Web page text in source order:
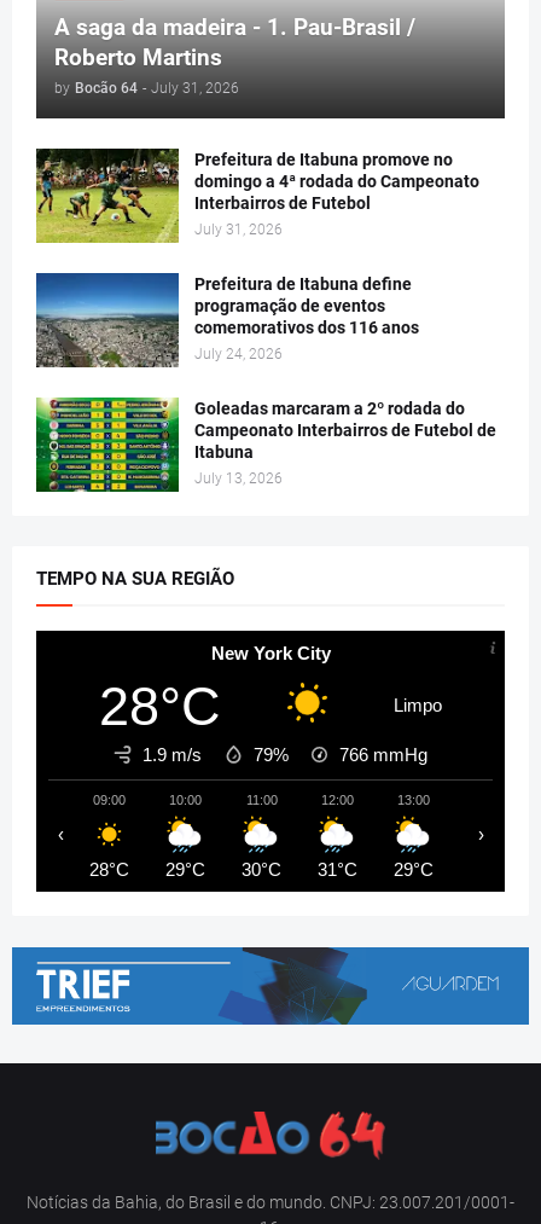
A saga da madeira - 1. Pau-Brasil /
Roberto Martins
by Bocão 64 - July 31, 2026
Prefeitura de Itabuna promove no
domingo a 4ª rodada do Campeonato
Interbairros de Futebol
July 31, 2026
Prefeitura de Itabuna define
programação de eventos
comemorativos dos 116 anos
July 24, 2026
Goleadas marcaram a 2º rodada do
Campeonato Interbairros de Futebol de
Itabuna
July 13, 2026
TEMPO NA SUA REGIÃO
New York City
28°C Limpo
1.9 m/s 79% 766 mmHg
09:00
28°C
10:00
29°C
11:00
30°C
12:00
31°C
13:00
29°C
‹ ›
Notícias da Bahia, do Brasil e do mundo. CNPJ: 23.007.201/0001-